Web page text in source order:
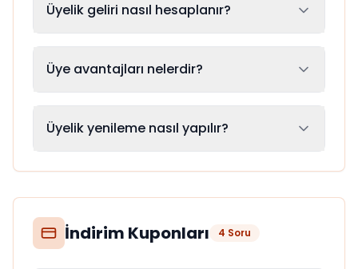
Üyelik geliri nasıl hesaplanır?
Üye avantajları nelerdir?
Üyelik yenileme nasıl yapılır?
İndirim Kuponları 4 Soru